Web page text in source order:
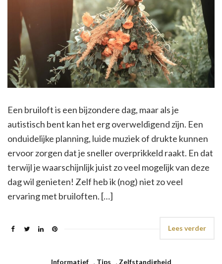
Een bruiloft is een bijzondere dag, maar als je
autistisch bent kan het erg overweldigend zijn. Een
onduidelijke planning, luide muziek of drukte kunnen
ervoor zorgen dat je sneller overprikkeld raakt. En dat
terwijl je waarschijnlijk juist zo veel mogelijk van deze
dag wil genieten! Zelf heb ik (nog) niet zo veel
ervaring met bruiloften. […]
Lees verder
Informatief , Tips , Zelfstandigheid